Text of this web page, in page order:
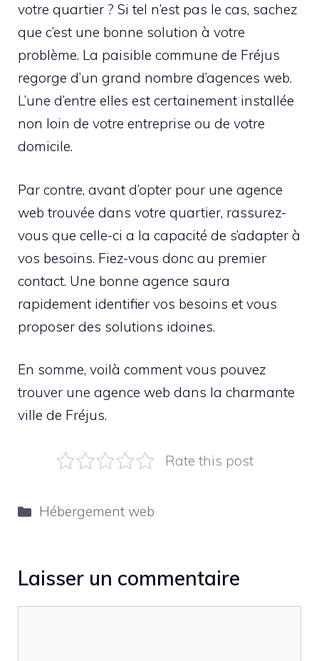
votre quartier ? Si tel n’est pas le cas, sachez
que c’est une bonne solution à votre
problème. La paisible commune de Fréjus
regorge d’un grand nombre d’agences web.
L’une d’entre elles est certainement installée
non loin de votre entreprise ou de votre
domicile.
Par contre, avant d’opter pour une agence
web trouvée dans votre quartier, rassurez-
vous que celle-ci a la capacité de s’adapter à
vos besoins. Fiez-vous donc au premier
contact. Une bonne agence saura
rapidement identifier vos besoins et vous
proposer des solutions idoines.
En somme, voilà comment vous pouvez
trouver une agence web dans la charmante
ville de Fréjus.
Rate this post
Catégories
Hébergement web
Laisser un commentaire